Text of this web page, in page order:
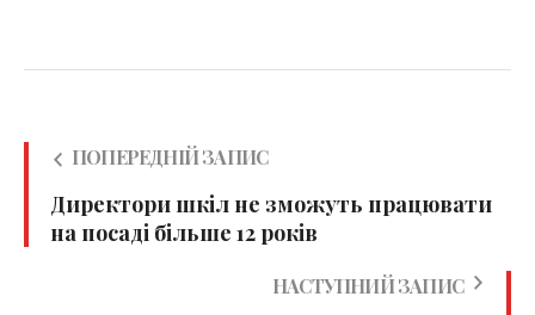
ПОПЕРЕДНІЙ ЗАПИС
Директори шкіл не зможуть працювати
на посаді більше 12 років
НАСТУПНИЙ ЗАПИС